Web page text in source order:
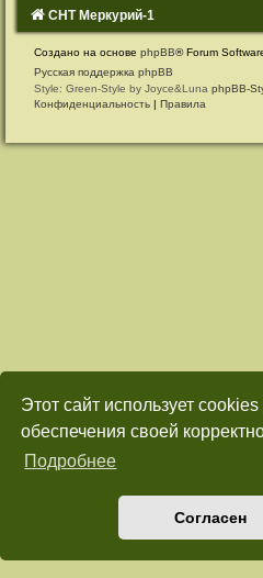
Этот сайт использует cookies
обеспечения своей
Подробнее
Согласен
СНТ Меркурий-1
Создано на основе phpBB® Forum
Русская поддержка phpBB
Style: Green-Style by Joyce&Luna phpBB-
Конфиденциальность | Правила